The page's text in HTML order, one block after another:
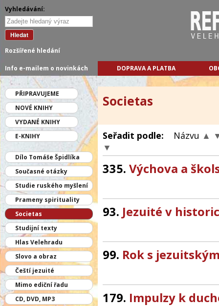
DOPRAVA A PLATBA
PŘIPRAVUJEME
NOVÉ KNIHY
VYDANÉ KNIHY
E-KNIHY
Dílo Tomáše Špidlíka
Současné otázky
Studie ruského myšlení
Prameny spirituality
Societas
Studijní texty
Hlas Velehradu
Slovo a obraz
Čeští jezuité
Mimo ediční řadu
CD, DVD, MP3
Societas
Seřadit podle: Názvu ▲
▼
335. Výchova a
93. Jezuité v
99. Rok s
179. Impulzy k
Vyhledávání:
Hledat
Rozšířené hledání
Info e-mailem o novinkách